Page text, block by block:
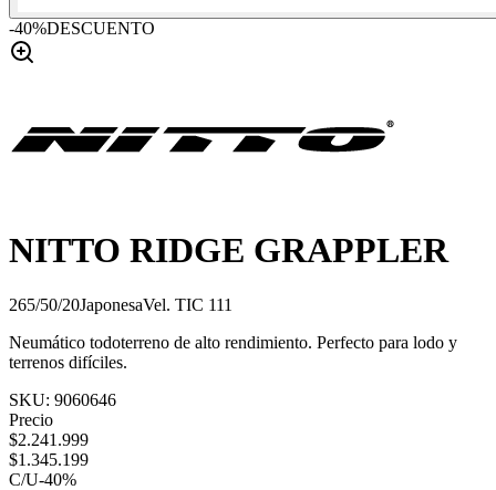
-40%DESCUENTO
NITTO RIDGE GRAPPLER
265/50/20JaponesaVel. TIC 111
Neumático todoterreno de alto rendimiento. Perfecto para lodo y
terrenos difíciles.
SKU: 9060646
Precio
$2.241.999
$1.345.199
C/U-40%